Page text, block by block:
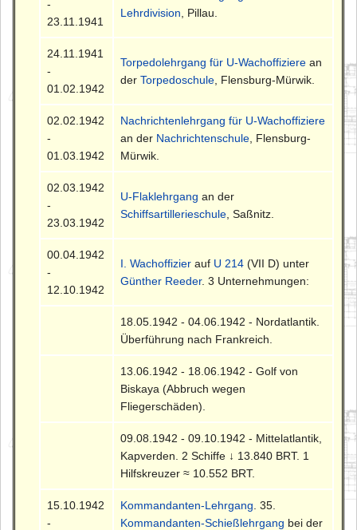
-
23.11.1941
Lehrdivision , Pillau.
24.11.1941
-
01.02.1942
Torpedolehrgang für U-Wachoffiziere an
derTorpedoschule , Flensburg-Mürwik.
02.02.1942
-
01.03.1942
Nachrichtenlehrgang für U-Wachoffiziere
an der Nachrichtenschule , Flensburg-
Mürwik.
02.03.1942
-
23.03.1942
U-Flaklehrgang an der
Schiffsartillerieschule , Saßnitz.
00.04.1942
-
12.10.1942
I. Wachoffizier auf U 214 (VII D) unter
Günther Reeder. 3 Unternehmungen:
18.05.1942 - 04.06.1942 - Nordatlantik.
Überführung nach Frankreich.
13.06.1942 - 18.06.1942 - Golf von
Biskaya (Abbruch wegen
Fliegerschäden).
09.08.1942 - 09.10.1942 - Mittelatlantik,
Kapverden. 2 Schiffe ↓ 13.840 BRT. 1
Hilfskreuzer ≈ 10.552 BRT.
15.10.1942
-
Kommandanten-Lehrgang . 35.
Kommandanten-Schießlehrgang bei der